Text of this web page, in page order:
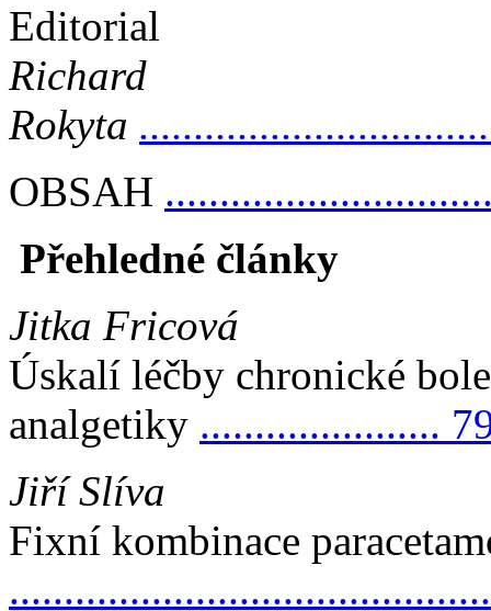
Editorial
Richard
Rokyta
OBSAH
Přehledné články
Jitka Fricová
Úskalí léčby chronické
analgetiky ......................
Jiří Slíva
Fixní kombinace